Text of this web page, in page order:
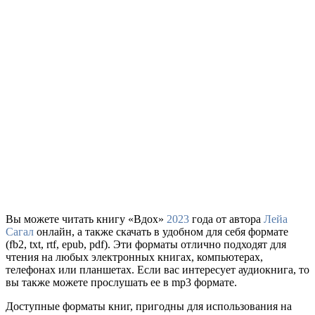
Вы можете читать книгу «Вдох» 2023 года от автора Лейа
Сагал онлайн, а также скачать в удобном для себя формате
(fb2, txt, rtf, epub, pdf). Эти форматы отлично подходят для
чтения на любых электронных книгах, компьютерах,
телефонах или планшетах. Если вас интересует аудиокнига, то
вы также можете прослушать ее в mp3 формате.
Доступные форматы книг, пригодны для использования на